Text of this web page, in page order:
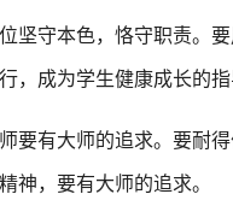
坚守本色，恪守职责。
，成为学生健康成长的指
要有大师的追求。要耐
神，要有大师的追求。